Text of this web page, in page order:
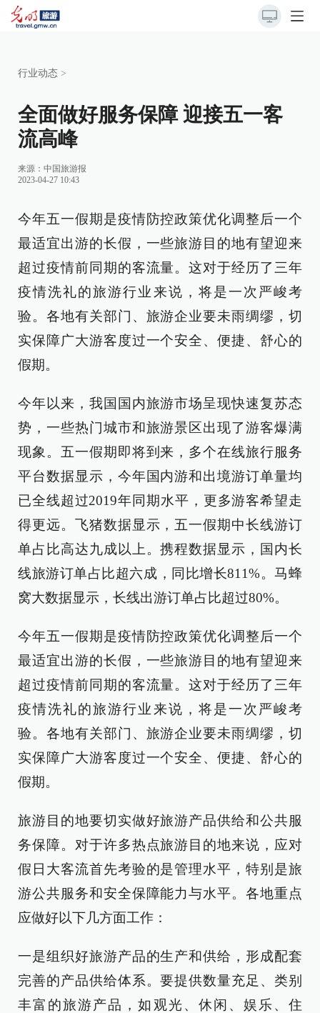
行业动态 >
全面做好服务保障 迎接五一客
流高峰
来源： 中国旅游报
2023-04-27 10:43
今年五一假期是疫情防控政策优化调整后一个
最适宜出游的长假，一些旅游目的地有望迎来
超过疫情前同期的客流量。这对于经历了三年
疫情洗礼的旅游行业来说，将是一次严峻考
验。各地有关部门、旅游企业要未雨绸缪，切
实保障广大游客度过一个安全、便捷、舒心的
假期。
今年以来，我国国内旅游市场呈现快速复苏态
势，一些热门城市和旅游景区出现了游客爆满
现象。五一假期即将到来，多个在线旅行服务
平台数据显示，今年国内游和出境游订单量均
已全线超过2019年同期水平，更多游客希望走
得更远。飞猪数据显示，五一假期中长线游订
单占比高达九成以上。携程数据显示，国内长
线旅游订单占比超六成，同比增长811%。马蜂
窝大数据显示，长线出游订单占比超过80%。
今年五一假期是疫情防控政策优化调整后一个
最适宜出游的长假，一些旅游目的地有望迎来
超过疫情前同期的客流量。这对于经历了三年
疫情洗礼的旅游行业来说，将是一次严峻考
验。各地有关部门、旅游企业要未雨绸缪，切
实保障广大游客度过一个安全、便捷、舒心的
假期。
旅游目的地要切实做好旅游产品供给和公共服
务保障。对于许多热点旅游目的地来说，应对
假日大客流首先考验的是管理水平，特别是旅
游公共服务和安全保障能力与水平。各地重点
应做好以下几方面工作：
一是组织好旅游产品的生产和供给，形成配套
完善的产品供给体系。要提供数量充足、类别
丰富的旅游产品，如观光、休闲、娱乐、住